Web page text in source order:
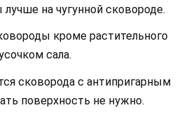
лучше на чугунной сковороде.
кроме растительного
сала.
сковорода с антипригарным
поверхность не нужно.